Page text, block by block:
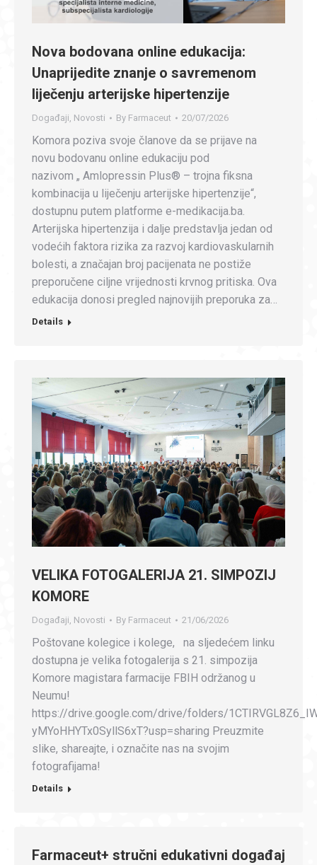
Nova bodovana online edukacija:
Unaprijedite znanje o savremenom
liječenju arterijske hipertenzije
Događaji Novosti By Farmaceut 20/07/2026
Komora poziva svoje članove da se prijave na
novu bodovanu online edukaciju pod
nazivom „ Amlopressin Plus® – trojna fiksna
kombinacija u liječenju arterijske hipertenzije“,
dostupnu putem platforme e-medikacija.ba.
Arterijska hipertenzija i dalje predstavlja jedan od
vodećih faktora rizika za razvoj kardiovaskularnih
bolesti, a značajan broj pacijenata ne postiže
preporučene ciljne vrijednosti krvnog pritiska. Ova
edukacija donosi pregled najnovijih preporuka za…
Details
VELIKA FOTOGALERIJA 21. SIMPOZIJ
KOMORE
Događaji Novosti By Farmaceut 21/06/2026
Poštovane kolegice i kolege, na sljedećem linku
dostupna je velika fotogalerija s 21. simpozija
Komore magistara farmacije FBIH održanog u
Neumu!
https://drive.google.com/drive/folders/
yMYoHHYTx0SyllS6xT?usp=sharing Preuzmite
slike, shareajte, i označite nas na svojim
fotografijama!
Details
Farmaceut+ stručni edukativni događaj